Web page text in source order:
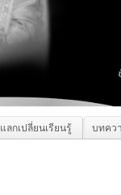
แลกเปลี่ยนเรียนรู้ บทคว